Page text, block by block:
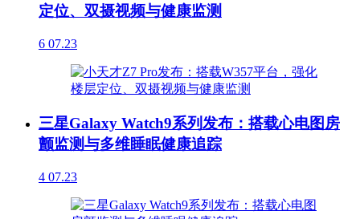
定位、双摄视频与健康监测
6 07.23
三星Galaxy Watch9系列发布：搭载心电图房
颤监测与多维睡眠健康追踪
4 07.23